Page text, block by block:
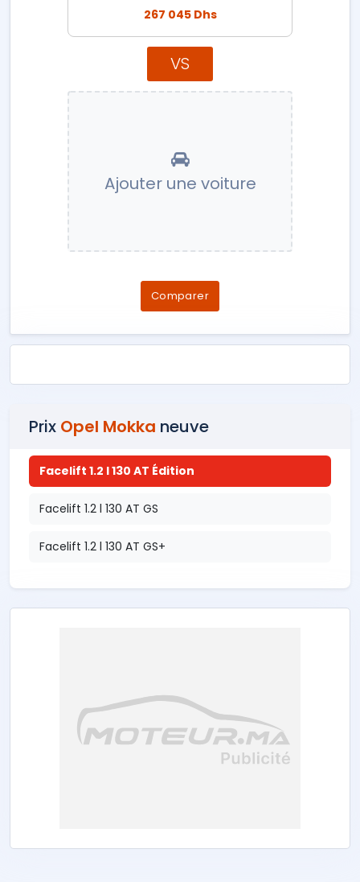
267 045 Dhs
VS
Ajouter une voiture
Comparer
Prix Opel Mokka neuve
Facelift 1.2 l 130 AT Édition
Facelift 1.2 l 130 AT GS
Facelift 1.2 l 130 AT GS+